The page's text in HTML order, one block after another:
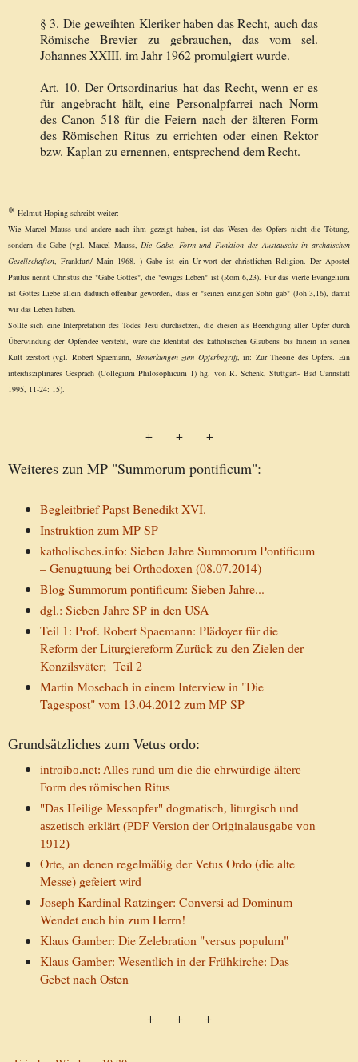
§ 3. Die geweihten Kleriker haben das Recht, auch das
Römische Brevier zu gebrauchen, das vom sel.
Johannes XXIII. im Jahr 1962 promulgiert wurde.
Art. 10. Der Ortsordinarius hat das Recht, wenn er es
für angebracht hält, eine Personalpfarrei nach Norm
des Canon 518 für die Feiern nach der älteren Form
des Römischen Ritus zu errichten oder einen Rektor
bzw. Kaplan zu ernennen, entsprechend dem Recht.
* Helmut Hoping schreibt weiter:
Wie Marcel Mauss und andere nach ihm gezeigt haben, ist das Wesen des Opfers nicht die Tötung,
sondern die Gabe (vgl. Marcel Mauss,Die Gabe. Form und Funktion des Austauschs in archaischen
Gesellschaften, Frankfurt/ Main 1968. ) Gabe ist ein Ur-wort der christlichen Religion. Der Apostel
Paulus nennt Christus die "Gabe Gottes", die "ewiges Leben" ist (Röm 6,23). Für das vierte Evangelium
ist Gottes Liebe allein dadurch offenbar geworden, dass er "seinen einzigen Sohn gab" (Joh 3,16), damit
wir das Leben haben.
Sollte sich eine Interpretation des Todes Jesu durchsetzen, die diesen als Beendigung aller Opfer durch
Überwindung der Opferidee versteht, wäre die Identität des katholischen Glaubens bis hinein in seinen
Kult zerstört (vgl. Robert Spaemann, Bemerkungen zum Opferbegriff, in: Zur Theorie des Opfers. Ein
interdisziplinäres Gespräch (Collegium Philosophicum 1) hg. von R. Schenk, Stuttgart- Bad Cannstatt
1995, 11-24: 15).
+ + +
Weiteres zun MP "Summorum pontificum":
Begleitbrief Papst Benedikt XVI.
Instruktion zum MP SP
katholisches.info: Sieben Jahre Summorum Pontificum
– Genugtuung bei Orthodoxen (08.07.2014)
Blog Summorum pontificum: Sieben Jahre...
dgl.: Sieben Jahre SP in den USA
Teil 1: Prof. Robert Spaemann: Plädoyer für die
Reform der Liturgiereform Zurück zu den Zielen der
Konzilsväter; Teil 2
Martin Mosebach in einem Interview in "Die
Tagespost" vom 13.04.2012 zum MP SP
Grundsätzliches zum Vetus ordo:
introibo.net: Alles rund um die die ehrwürdige ältere
Form des römischen Ritus
"Das Heilige Messopfer" dogmatisch, liturgisch und
aszetisch erklärt (PDF Version der Originalausgabe von
1912)
Orte, an denen regelmäßig der Vetus Ordo (die alte
Messe) gefeiert wird
Joseph Kardinal Ratzinger: Conversi ad Dominum -
Wendet euch hin zum Herrn!
Klaus Gamber: Die Zelebration "versus populum"
Klaus Gamber: Wesentlich in der Frühkirche: Das
Gebet nach Osten
+ + +